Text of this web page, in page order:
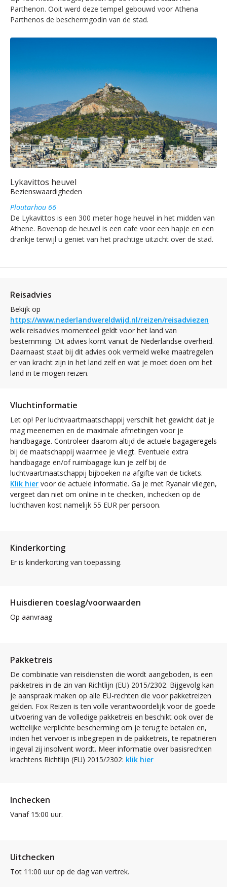
Parthenon. Ooit werd deze tempel gebouwd voor Athena
Parthenos de beschermgodin van de stad.
Lykavittos heuvel
Bezienswaardigheden
Ploutarhou 66
De Lykavittos is een 300 meter hoge heuvel in het midden van
Athene. Bovenop de heuvel is een cafe voor een hapje en een
drankje terwijl u geniet van het prachtige uitzicht over de stad.
Reisadvies
Bekijk op
https://www.nederlandwereldwijd.nl/reizen/reisadviezen
welk reisadvies momenteel geldt voor het land van
bestemming. Dit advies komt vanuit de Nederlandse overheid.
Daarnaast staat bij dit advies ook vermeld welke maatregelen
er van kracht zijn in het land zelf en wat je moet doen om het
land in te mogen reizen.
Vluchtinformatie
Let op! Per luchtvaartmaatschappij verschilt het gewicht dat je
mag meenemen en de maximale afmetingen voor je
handbagage. Controleer daarom altijd de actuele bagageregels
bij de maatschappij waarmee je vliegt. Eventuele extra
handbagage en/of ruimbagage kun je zelf bij de
luchtvaartmaatschappij bijboeken na afgifte van de tickets.
Klik hier voor de actuele informatie. Ga je met Ryanair vliegen,
vergeet dan niet om online in te checken, inchecken op de
luchthaven kost namelijk 55 EUR per persoon.
Kinderkorting
Er is kinderkorting van toepassing.
Huisdieren toeslag/voorwaarden
Op aanvraag
Pakketreis
De combinatie van reisdiensten die wordt aangeboden, is een
pakketreis in de zin van Richtlijn (EU) 2015/2302. Bijgevolg kan
je aanspraak maken op alle EU-rechten die voor pakketreizen
gelden. Fox Reizen is ten volle verantwoordelijk voor de goede
uitvoering van de volledige pakketreis en beschikt ook over de
wettelijke verplichte bescherming om je terug te betalen en,
indien het vervoer is inbegrepen in de pakketreis, te repatriëren
ingeval zij insolvent wordt. Meer informatie over basisrechten
krachtens Richtlijn (EU) 2015/2302: klik hier
Inchecken
Vanaf 15:00 uur.
Uitchecken
Tot 11:00 uur op de dag van vertrek.